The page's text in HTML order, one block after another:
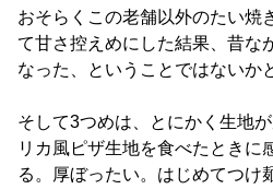
おそらくこの老舗以外のたい焼
て甘さ控えめにした結果、昔な
なった、ということではないか
そして3つめは、とにかく生地
リカ風ピザ生地を食べたときに
る。厚ぼったい。はじめてつけ